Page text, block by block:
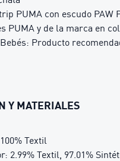
PUMA con escudo PAW
PUMA y de la marca en
Producto
Y MATERIALES
Textil
2.99% Textil, 97.01%